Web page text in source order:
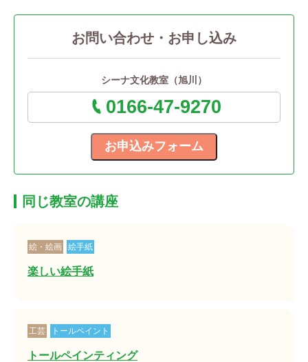
お問い合わせ・お申し込み
シーナ文化教室（旭川）
0166-47-9270
同じ教室の講座
絵・絵画 絵手紙
楽しい絵手紙
工芸 トールペイント
トールペインティング